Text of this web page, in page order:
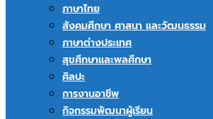
ภาษาไทย
สังคมศึกษา ศาสนา และวัฒนธรรม
ภาษาต่างประเทศ
สุขศึกษาและพลศึกษา
ศิลปะ
การงานอาชีพ
กิจกรรมพัฒนาผู้เรียน